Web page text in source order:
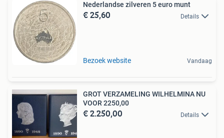
Nederlandse zilveren 5 euro munt
€ 25,60 Details
Bezoek website Vandaag
GROT VERZAMELING WILHELMINA NU
VOOR 2250,00
€ 2.250,00 Details